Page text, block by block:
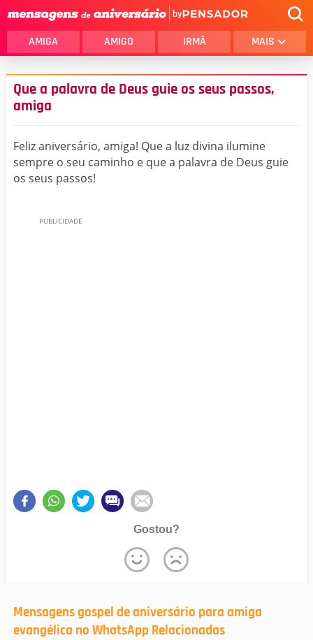
by
AMIGA AMIGO IRMÃ MAIS
Que a palavra de Deus guie os seus passos,
amiga
Feliz aniversário, amiga! Que a luz divina ilumine
sempre o seu caminho e que a palavra de Deus guie
os seus passos!
Gostou?
Mensagens gospel de aniversário para amiga
evangélica no WhatsApp Relacionadas